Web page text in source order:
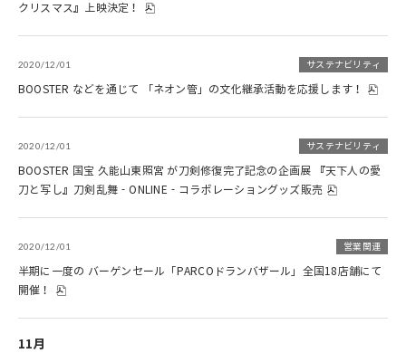
クリスマス』上映決定！
2020/12/01 サステナビリティ
BOOSTER などを通じて 「ネオン管」の文化継承活動を応援します！
2020/12/01 サステナビリティ
BOOSTER 国宝 久能山東照宮 が刀剣修復完了記念の企画展 『天下人の愛
刀と写し』刀剣乱舞‐ONLINE‐コラボレーショングッズ販売
2020/12/01 営業関連
半期に一度の バーゲンセール「PARCOドランバザール」全国18店舗にて
開催！
11月